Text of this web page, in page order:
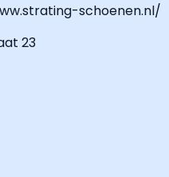
schoenen.nl/
23